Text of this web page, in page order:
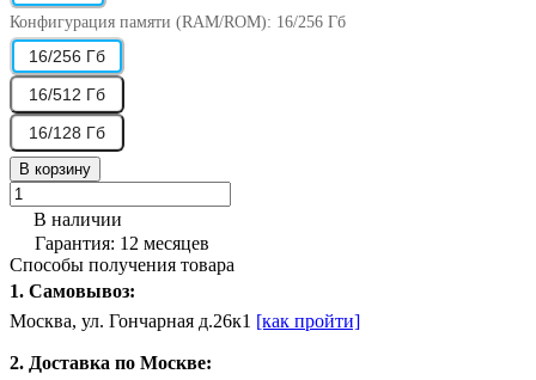
Конфигурация памяти (RAM/ROM): 16/256 Гб
16/256 Гб
16/512 Гб
16/128 Гб
В корзину
В наличии
Гарантия: 12 месяцев
Способы получения товара
1. Самовывоз:
Москва, ул. Гончарная д.26к1 [как пройти]
2. Доставка по Москве: